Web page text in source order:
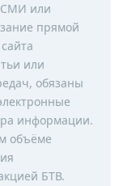
СМИ или
прямой
или
обязаны
информации.
объёме
БТВ.